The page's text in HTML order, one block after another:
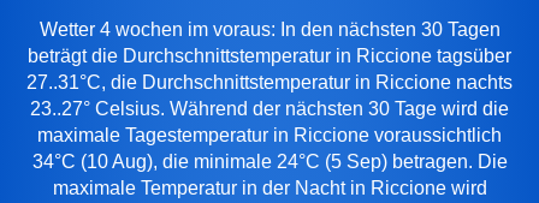
Wetter 4 wochen im voraus: In den nächsten 30 Tagen
beträgt die Durchschnittstemperatur in Riccione tagsüber
27..31°C, die Durchschnittstemperatur in Riccione nachts
23..27° Celsius. Während der nächsten 30 Tage wird die
maximale Tagestemperatur in Riccione voraussichtlich
34°C (10 Aug), die minimale 24°C (5 Sep) betragen. Die
maximale Temperatur in der Nacht in Riccione wird